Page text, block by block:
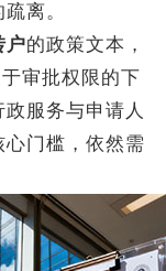
离。
户的政策文本，
审批权限的下
服务与申请人
门槛，依然需